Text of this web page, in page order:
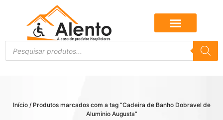
Início/ Produtos marcados com a tag “Cadeira de Banho Dobravel de
Aluminio Augusta”